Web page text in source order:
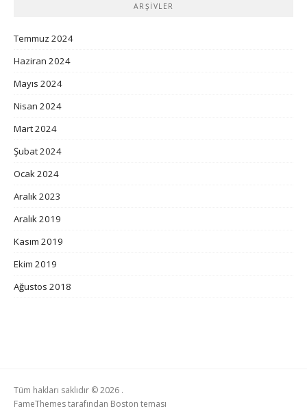
ARŞIVLER
Temmuz 2024
Haziran 2024
Mayıs 2024
Nisan 2024
Mart 2024
Şubat 2024
Ocak 2024
Aralık 2023
Aralık 2019
Kasım 2019
Ekim 2019
Ağustos 2018
Tüm hakları saklıdır © 2026 .
FameThemestarafından Boston teması